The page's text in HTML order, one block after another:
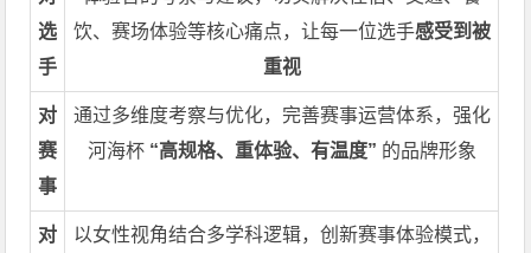
选
手
饮、赛场体验等核心痛点，让每一位选手感受到被
重视
对
赛
事
通过多维度考察与优化，完善赛事运营体系，强化
河海杯 “高规格、重体验、有温度” 的品牌形象
对
以女性视角结合多学科逻辑，创新赛事体验模式，